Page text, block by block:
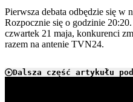
Pierwsza debata odbędzie się w
Rozpocznie się o godzinie
czwartek 21 maja, konkurenci
razem na antenie TVN24.
Dalsza część artykułu